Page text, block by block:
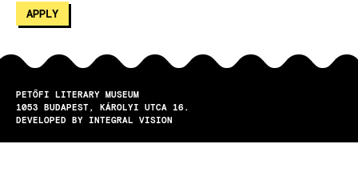
PETŐFI LITERARY MUSEUM
1053
BUDAPEST
KÁROLYI UTCA 16.
DEVELOPED BY INTEGRAL VISION